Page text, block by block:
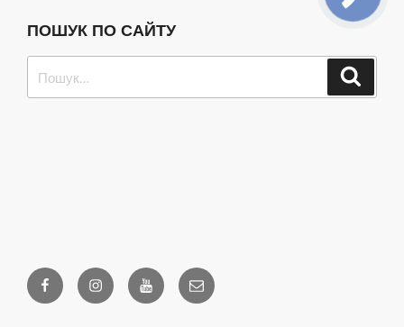
ПОШУК ПО САЙТУ
за
FacebookInstagramYoutubeEmail